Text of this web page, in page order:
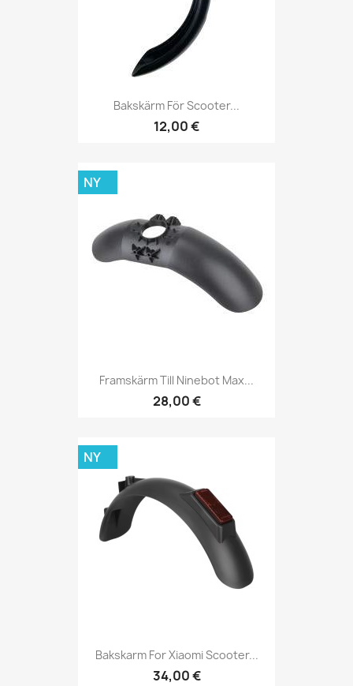
Bakskärm För Scooter...
12,00 €
Framskärm Till Ninebot Max...
28,00 €
NY
Bakskarm For Xiaomi Scooter...
34,00 €
NY